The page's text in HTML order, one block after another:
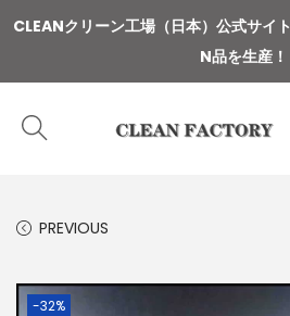
CLEANクリーン工場（日本）公式サイト
N品を生産！
PREVIOUS
-32%